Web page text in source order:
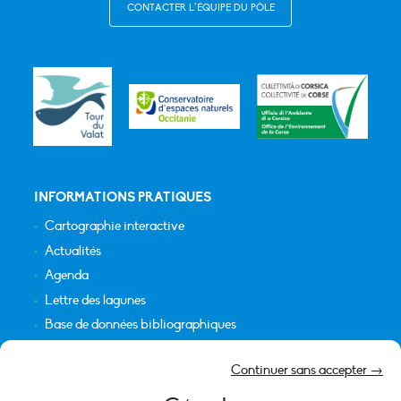
Continuer sans accepter →
CONTACTER L’ÉQUIPE DU PÔLE
INFORMATIONS PRATIQUES
Cartographie interactive
Actualités
Agenda
Lettre des lagunes
Base de données bibliographiques